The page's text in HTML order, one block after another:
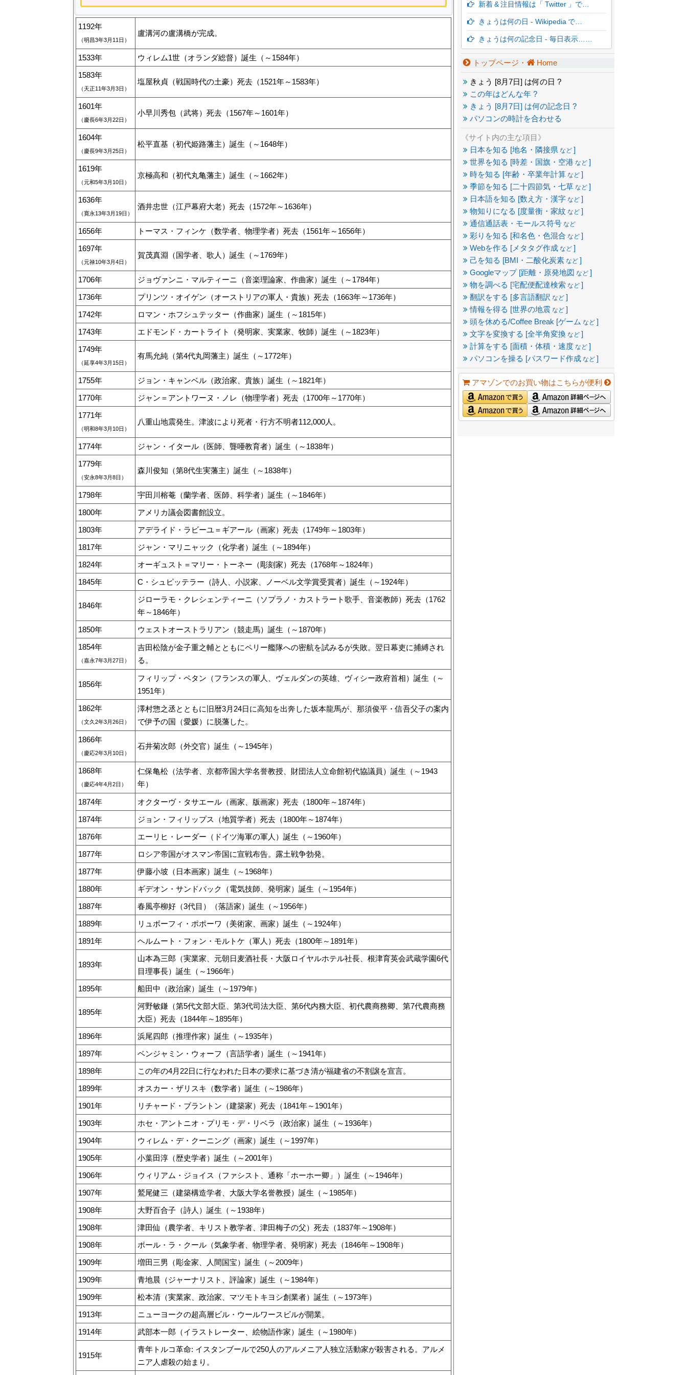
1192年
（明昌3年3月11日）
盧溝河の盧溝橋が完成。
1533年
ウィレム1世（オランダ総督）誕生（～1584年）
1583年
（天正11年3月3日）
塩屋秋貞（戦国時代の土豪）死去（1521年～1583年）
1601年
（慶長6年3月22日）
小早川秀包（武将）死去（1567年～1601年）
1604年
（慶長9年3月25日）
松平直基（初代姫路藩主）誕生（～1648年）
1619年
（元和5年3月10日）
京極高和（初代丸亀藩主）誕生（～1662年）
1636年
（寛永13年3月19日）
酒井忠世（江戸幕府大老）死去（1572年～1636年）
1656年
トーマス・フィンケ（数学者、物理学者）死去（1561年～1656年）
1697年
（元禄10年3月4日）
賀茂真淵（国学者、歌人）誕生（～1769年）
1706年
ジョヴァンニ・マルティーニ（音楽理論家、作曲家）誕生（～1784年）
1736年
プリンツ・オイゲン（オーストリアの軍人・貴族）死去（1663年～1736年）
1742年
ロマン・ホフシュテッター（作曲家）誕生（～1815年）
1743年
エドモンド・カートライト（発明家、実業家、牧師）誕生（～1823年）
1749年
（延享4年3月15日）
有馬允純（第4代丸岡藩主）誕生（～1772年）
1755年
ジョン・キャンベル（政治家、貴族）誕生（～1821年）
1770年
ジャン＝アントワーヌ・ノレ（物理学者）死去（1700年～1770年）
1771年
（明和8年3月10日）
八重山地震発生。津波により死者・行方不明者112,000人。
1774年
ジャン・イタール（医師、聾唖教育者）誕生（～1838年）
1779年
（安永8年3月8日）
森川俊知（第8代生実藩主）誕生（～1838年）
1798年
宇田川榕菴（蘭学者、医師、科学者）誕生（～1846年）
1800年
アメリカ議会図書館設立。
1803年
アデライド・ラビーユ＝ギアール（画家）死去（1749年～1803年）
1817年
ジャン・マリニャック（化学者）誕生（～1894年）
1824年
オーギュスト＝マリー・トーネー（彫刻家）死去（1768年～1824年）
1845年
C・シュピッテラー（詩人、小説家、ノーベル文学賞受賞者）誕生（～1924年）
1846年
ジローラモ・クレシェンティーニ（ソプラノ・カストラート歌手、音楽教師）死去（1762
年～1846年）
1850年
ウェストオーストラリアン（競走馬）誕生（～1870年）
1854年
（嘉永7年3月27日）
吉田松陰が金子重之輔とともにペリー艦隊への密航を試みるが失敗。翌日幕吏に捕縛され
る。
1856年
フィリップ・ペタン（フランスの軍人、ヴェルダンの英雄、ヴィシー政府首相）誕生（～
1951年）
1862年
（文久2年3月26日）
澤村惣之丞とともに旧暦3月24日に高知を出奔した坂本龍馬が、那須俊平・信吾父子の案内
で伊予の国（愛媛）に脱藩した。
1866年
（慶応2年3月10日）
石井菊次郎（外交官）誕生（～1945年）
1868年
（慶応4年4月2日）
仁保亀松（法学者、京都帝国大学名誉教授、財団法人立命館初代協議員）誕生（～1943
年）
1874年
オクターヴ・タサエール（画家、版画家）死去（1800年～1874年）
1874年
ジョン・フィリップス（地質学者）死去（1800年～1874年）
1876年
エーリヒ・レーダー（ドイツ海軍の軍人）誕生（～1960年）
1877年
ロシア帝国がオスマン帝国に宣戦布告。露土戦争勃発。
1877年
伊藤小坡（日本画家）誕生（～1968年）
1880年
ギデオン・サンドバック（電気技師、発明家）誕生（～1954年）
1887年
春風亭柳好（3代目）（落語家）誕生（～1956年）
1889年
リュボーフィ・ポポーワ（美術家、画家）誕生（～1924年）
1891年
ヘルムート・フォン・モルトケ（軍人）死去（1800年～1891年）
1893年
山本為三郎（実業家、元朝日麦酒社長・大阪ロイヤルホテル社長、根津育英会武蔵学園6代
目理事長）誕生（～1966年）
1895年
船田中（政治家）誕生（～1979年）
1895年
河野敏鎌（第5代文部大臣、第3代司法大臣、第6代内務大臣、初代農商務卿、第7代農商務
大臣）死去（1844年～1895年）
1896年
浜尾四郎（推理作家）誕生（～1935年）
1897年
ベンジャミン・ウォーフ（言語学者）誕生（～1941年）
1898年
この年の4月22日に行なわれた日本の要求に基づき清が福建省の不割譲を宣言。
1899年
オスカー・ザリスキ（数学者）誕生（～1986年）
1901年
リチャード・ブラントン（建築家）死去（1841年～1901年）
1903年
ホセ・アントニオ・プリモ・デ・リベラ（政治家）誕生（～1936年）
1904年
ウィレム・デ・クーニング（画家）誕生（～1997年）
1905年
小葉田淳（歴史学者）誕生（～2001年）
1906年
ウィリアム・ジョイス（ファシスト、通称「ホーホー卿」）誕生（～1946年）
1907年
鷲尾健三（建築構造学者、大阪大学名誉教授）誕生（～1985年）
1908年
大野百合子（詩人）誕生（～1938年）
1908年
津田仙（農学者、キリスト教学者、津田梅子の父）死去（1837年～1908年）
1908年
ポール・ラ・クール（気象学者、物理学者、発明家）死去（1846年～1908年）
1909年
増田三男（彫金家、人間国宝）誕生（～2009年）
1909年
青地晨（ジャーナリスト、評論家）誕生（～1984年）
1909年
松本清（実業家、政治家、マツモトキヨシ創業者）誕生（～1973年）
1913年
ニューヨークの超高層ビル・ウールワースビルが開業。
1914年
武部本一郎（イラストレーター、絵物語作家）誕生（～1980年）
1915年
青年トルコ革命: イスタンブールで250人のアルメニア人独立活動家が殺害される。アルメ
ニア人虐殺の始まり。
新着 & 注目情報は「 Twitter 」で…
きょうは何の日 - Wikipedia で…
きょうは何の記念日 - 毎日表示……
トップページ・ Home
きょう [8月7日] は何の日 ?
この年はどんな年 ?
きょう [8月7日] は何の記念日 ?
パソコンの時計を合わせる
《サイト内の主な項目》
日本を知る [地名・隣接県 など ]
世界を知る [時差・国旗・空港 など ]
時を知る [年齢・卒業年計算 など ]
季節を知る [二十四節気・七草 など ]
日本語を知る [数え方・漢字 など ]
物知りになる [度量衡・家紋 など ]
通信通話表・モールス符号 など
彩りを知る [和名色・色混合 など ]
Webを作る [メタタグ作成 など ]
己を知る [BMI・二酸化炭素 など ]
Googleマップ [距離・原発地図 など ]
物を調べる [宅配便配達検索 など ]
翻訳をする [多言語翻訳 など ]
情報を得る [世界の地震 など ]
頭を休める/Coffee Break [ゲーム など ]
文字を変換する [全半角変換 など ]
計算をする [面積・体積・速度 など ]
パソコンを操る [パスワード作成 など ]
アマゾンでのお買い物はこちらが便利